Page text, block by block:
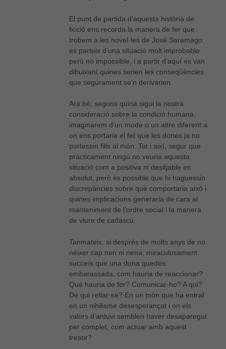
El punt de partida d’aquesta història de
ficció ens recorda la manera de fer que
trobem a les novel·les de José Saramago:
es parteix d’una situació molt improbable
però no impossible, i a partir d’aquí es van
dibuixant quines serien les conseqüències
que segurament se’n derivarien.
Ara bé, segons quina sigui la nostra
consideració sobre la condició humana,
imaginarem d’un mode o un altre diferent a
on ens portaria el fet que les dones ja no
portessin fills al món. Tot i així, segur que
pràcticament ningú no veuria aquesta
situació com a positiva ni desitjable en
absolut, però és possible que hi haguessin
discrepàncies sobre què comportaria això i
quines implicacions generaria de cara al
manteniment de l’ordre social i la manera
de viure de cadascú.
Tanmateix, si després de molts anys de no
néixer cap nen ni nena, miraculosament
succeís que una dona quedés
embarassada, com hauria de reaccionar?
Què hauria de fer? Comunicar-ho? A qui?
De qui refiar-se? En un món que ha entrat
en un nihilisme desesperançat i on els
valors d’antuvi semblen haver desaparegut
per complet, com actuar amb aquest
tresor?